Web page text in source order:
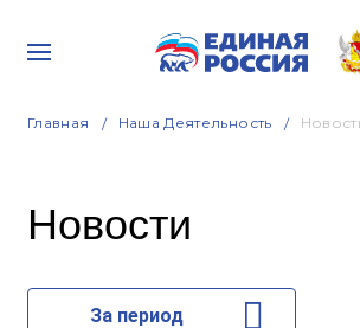
Главная Наша Деятельность
Новости
За период